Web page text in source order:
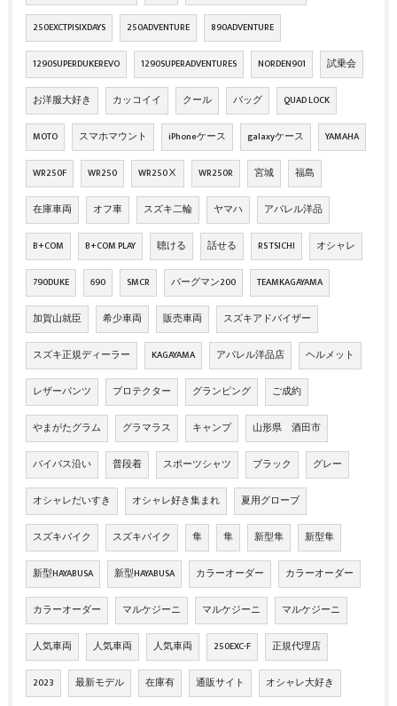
250EXCTPISIXDAYS 250ADVENTURE 890ADVENTURE
1290SUPERDUKEREVO 1290SUPERADVENTURES NORDEN901 試乗会
お洋服大好き カッコイイ クール バッグ QUAD LOCK
MOTO スマホマウント iPhoneケース galaxyケース YAMAHA
WR250F WR250 WR250Ⅹ WR250R 宮城 福島
在庫車両 オフ車 スズキ二輪 ヤマハ アパレル洋品
B+COM B+COM PLAY 聴ける 話せる RS TSICHI オシャレ
790DUKE 690 SMCR バーグマン200 TEAMKAGAYAMA
加賀山就臣 希少車両 販売車両 スズキアドバイザー
スズキ正規ディーラー KAGAYAMA アパレル洋品店 ヘルメット
レザーパンツ プロテクター グランピング ご成約
やまがたグラム グラマラス キャンプ 山形県 酒田市
バイパス沿い 普段着 スポーツシャツ ブラック グレー
オシャレだいすき オシャレ好き集まれ 夏用グローブ
スズキバイク スズキバイク 隼 隼 新型隼 新型隼
新型HAYABUSA 新型HAYABUSA カラーオーダー カラーオーダー
カラーオーダー マルケジーニ マルケジーニ マルケジーニ
人気車両 人気車両 人気車両 250EXC-F 正規代理店
2023 最新モデル 在庫有 通販サイト オシャレ大好き